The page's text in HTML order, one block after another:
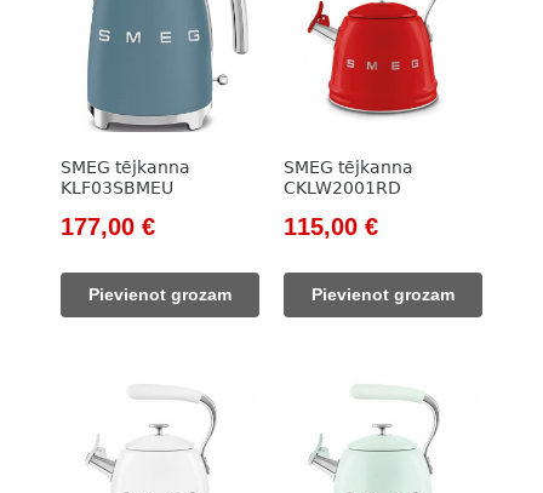
SMEG tējkanna
KLF03SBMEU
Original
was:
203,00 €.
177,00 €Current
Pievienot grozam
SMEG tējkanna
CKLW2001RD
Original
was:
133,00 €.
115,00 €Current
Pievienot grozam